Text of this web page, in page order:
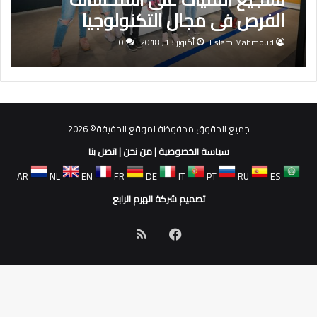
الفرص في مجال التكنولوجيا
Eslam Mahmoud أكتوبر 13, 2018 0
جميع الحقوق محفوظة لموقع الحقيقة© 2026
سياسة الخصوصية|من نحن|اتصل بنا
AR
NL EN FR DE IT PT RU
ES
تصميم شركة الهرم الرابع
فيسبوك
الموقع